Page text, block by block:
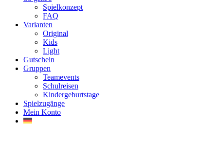
Spielkonzept
FAQ
Varianten
Original
Kids
Light
Gutschein
Gruppen
Teamevents
Schulreisen
Kindergeburtstage
Spielzugänge
Mein Konto